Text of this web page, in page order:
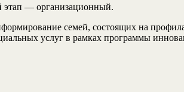
этап — организационный.
семей, состоящих на
услуг в рамках программы